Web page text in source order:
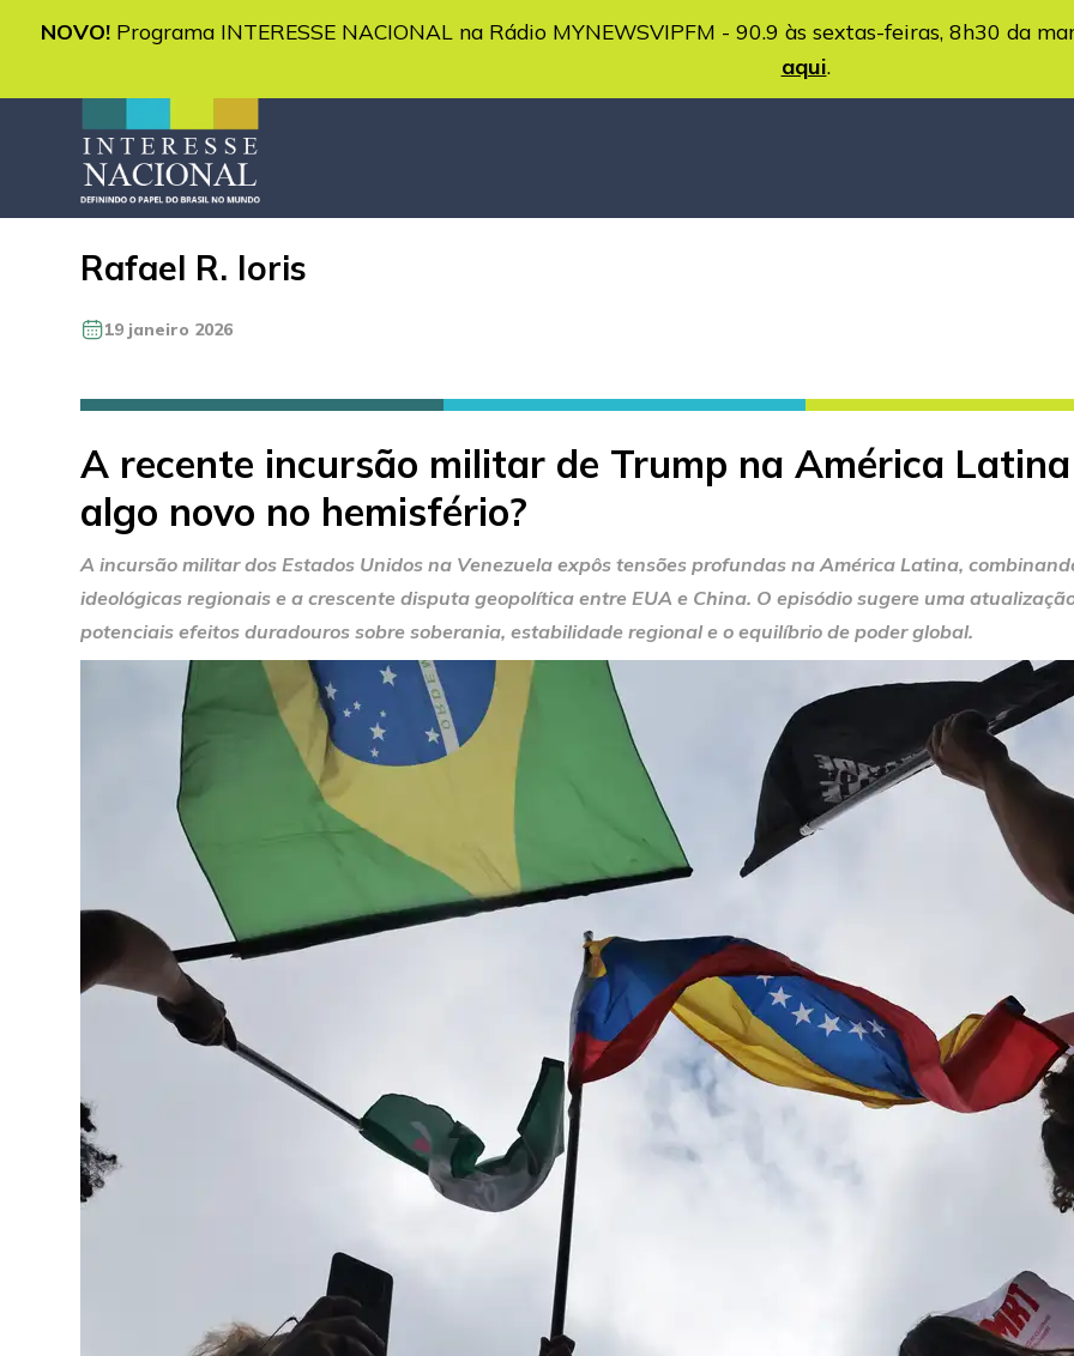
NOVO! Programa INTERESSE NACIONAL na Rádio MYNEWSVIPFM - 90.9 às sextas-feiras, 8h30 da
aqui.
Rafael R. Ioris
19 janeiro 2026
A recente incursão militar de Trump na América
algo novo no hemisfério?
A incursão militar dos Estados Unidos na Venezuela expôs tensões profundas na América Latina,
ideológicas regionais e a crescente disputa geopolítica entre EUA e China. O episódio sugere uma
potenciais efeitos duradouros sobre soberania, estabilidade regional e o equilíbrio de poder global.